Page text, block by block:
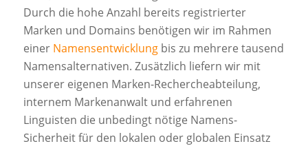
Durch die hohe Anzahl bereits registrierter
Marken und Domains benötigen wir im Rahmen
einer Namensentwicklungbis zu mehrere tausend
Namensalternativen. Zusätzlich liefern wir mit
unserer eigenen Marken-Rechercheabteilung,
internem Markenanwalt und erfahrenen
Linguisten die unbedingt nötige Namens-
Sicherheit für den lokalen oder globalen Einsatz